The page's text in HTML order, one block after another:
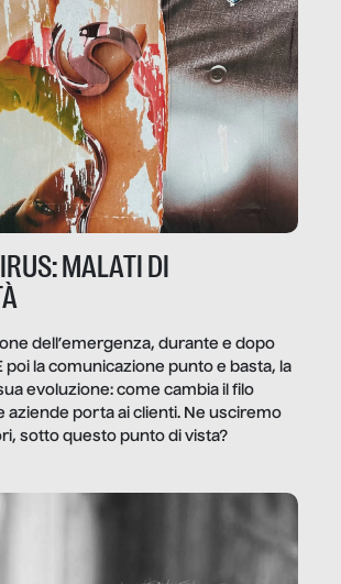
MALATI DI
dell’emergenza, durante e dopo
poi la comunicazione punto e basta, la
evoluzione: come cambia il filo
aziende porta ai clienti. Ne usciremo
sotto questo punto di vista?